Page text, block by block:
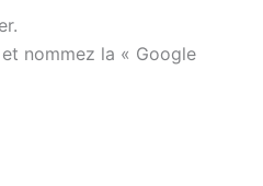
nommez la « Google